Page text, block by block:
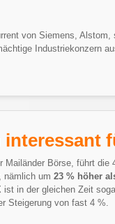
von Siemens,
Industriekonzern
interessant
Mailänder Börse, führt
nämlich um 23 % höher
ist in der gleichen Zeit
Steigerung von fast 4 %.